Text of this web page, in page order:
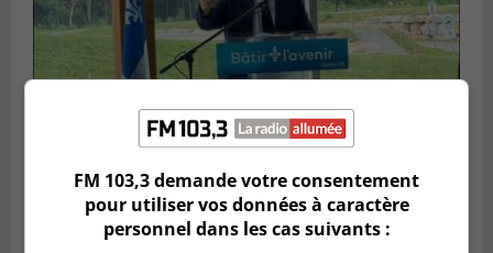
SAINT-HUBERT
Publié le 14 juillet 2026 à 04h58
L’ÉNA de Saint-Hubert pourrait vivre une
forte croissance
FM 103,3 demande votre consentement
pour utiliser vos données à caractère
personnel dans les cas suivants :